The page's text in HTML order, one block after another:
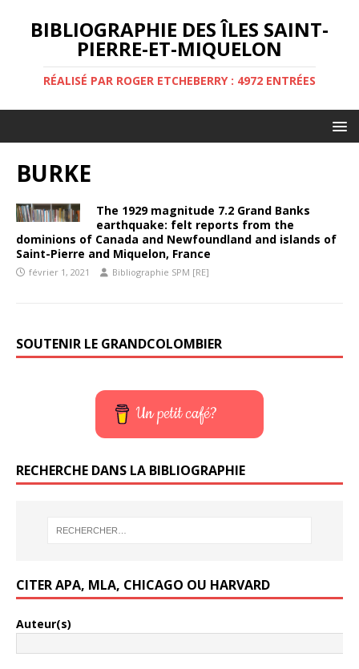
BIBLIOGRAPHIE DES ÎLES SAINT-
PIERRE-ET-MIQUELON
RÉALISÉ PAR ROGER ETCHEBERRY : 4972 ENTRÉES
BURKE
The 1929 magnitude 7.2 Grand Banks
earthquake: felt reports from the
dominions of Canada and Newfoundland and islands of
Saint-Pierre and Miquelon, France
février 1, 2021 Bibliographie SPM [RE]
SOUTENIR LE GRANDCOLOMBIER
Un petit café?
RECHERCHE DANS LA BIBLIOGRAPHIE
CITER APA, MLA, CHICAGO OU HARVARD
Auteur(s)